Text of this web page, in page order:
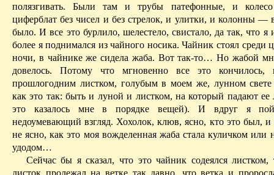
полязгивать. Были там и трубы патефонные, и
циферблат без чисел и без стрелок, и улитки, и колонны —
было. И все это бурлило, шелестело, свистало, да так, что я
более я поднимался из чайного носика. Чайник стоял среди
ночи, в чайнике же сидела жаба. Вот так-то… Но жабой
довелось. Потому что мгновенно все это кончилось,
прошлогодним листком, голубым в моем же, лунном свете
как это так: быть и луной и листком, на который падают ее
это казалось мне в порядке вещей). И вдруг я
недоумевающий взгляд. Хохолок, клюв, ясно, кто это был, и
не ясно, как это моя вожделенная жаба стала куличком или
удодом…
Сейчас бы я сказал, что это чайник содеялся листком,
листок пролежал на ветке так давно, что ветка и